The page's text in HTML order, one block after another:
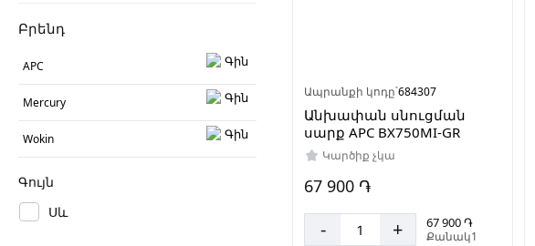
Բրենդ
APC
Mercury
Wokin
Գույն
Սև
Ապրանքի կոդը՝684307
Անխափան սնուցման
սարք APC BX750MI-GR
Կարծիք չկա
67 900 ֏
- + 67 900 ֏
Քանակ1